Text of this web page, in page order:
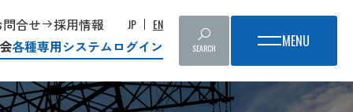
合せ 採用情報 JP EN
各種専用システムログイン SEARCH